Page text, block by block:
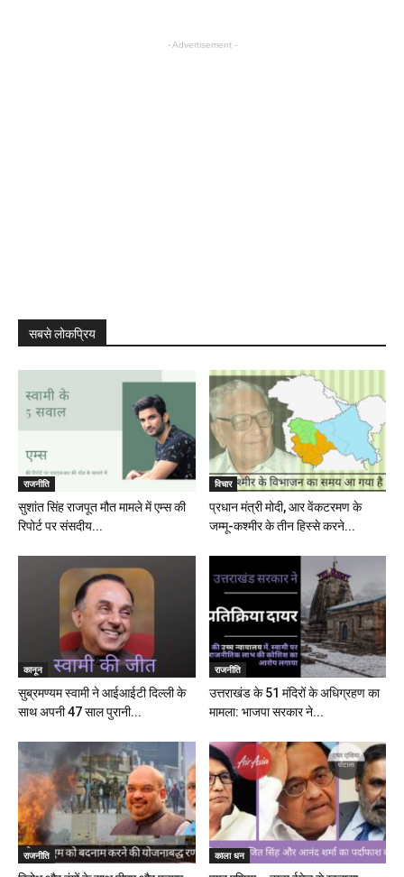
- Advertisement -
सबसे लोकप्रिय
राजनीति
सुशांत सिंह राजपूत मौत मामले में एम्स की
रिपोर्ट पर संसदीय...
विचार
प्रधान मंत्री मोदी, आर वेंकटरमण के
जम्मू-कश्मीर के तीन हिस्से करने...
कानून
सुब्रमण्यम स्वामी ने आईआईटी दिल्ली के
साथ अपनी 47 साल पुरानी...
राजनीति
उत्तराखंड के 51 मंदिरों के अधिग्रहण का
मामला: भाजपा सरकार ने...
राजनीति काला धन